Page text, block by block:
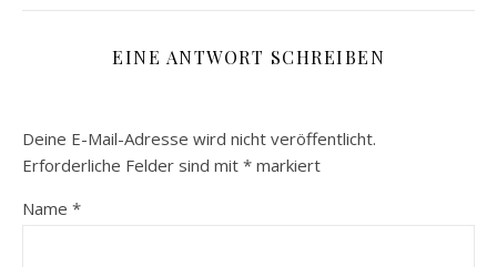
EINE ANTWORT SCHREIBEN
Deine E-Mail-Adresse wird nicht veröffentlicht.
Erforderliche Felder sind mit * markiert
Name *